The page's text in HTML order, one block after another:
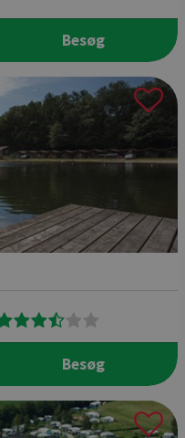
Besøg
Besøg